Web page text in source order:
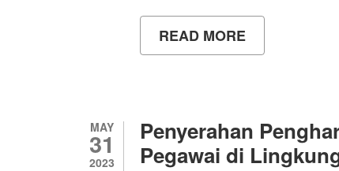
READ MORE
PENYERAHAN
TUGAS
UNY
MAY
31
2023
Penyerahan
Pegawai di